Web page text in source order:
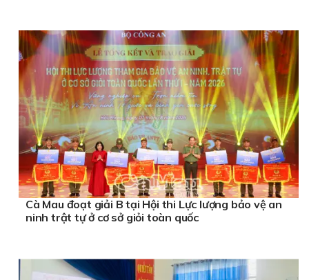
Cà Mau đoạt giải B tại Hội thi Lực lượng bảo vệ an
ninh trật tự ở cơ sở giỏi toàn quốc